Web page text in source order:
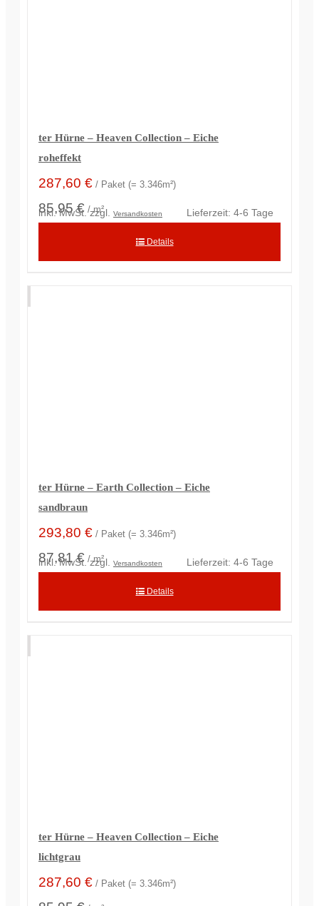
ter Hürne – Heaven Collection – Eiche
roheffekt
287,60 € / Paket (= 3.346m²)
85,95 € / m²
inkl. MwSt. zzgl. Versandkosten Lieferzeit: 4-6 Tage
Details
ter Hürne – Earth Collection – Eiche
sandbraun
293,80 € / Paket (= 3.346m²)
87,81 € / m²
inkl. MwSt. zzgl. Versandkosten Lieferzeit: 4-6 Tage
Details
ter Hürne – Heaven Collection – Eiche
lichtgrau
287,60 € / Paket (= 3.346m²)